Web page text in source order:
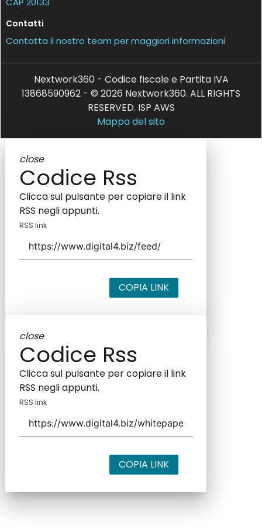
Contatti
Contatta il nostro team per maggiori informazioni
Nextwork360 - Codice fiscale e Partita IVA
13868590962 - © 2026 Nextwork360. ALL RIGHTS
RESERVED. ISP AWS
Mappa del sito
close
Codice Rss
Clicca sul pulsante per copiare il link
RSS negli appunti.
RSS link
COPIA LINK
close
Codice Rss
Clicca sul pulsante per copiare il link
RSS negli appunti.
RSS link
COPIA LINK